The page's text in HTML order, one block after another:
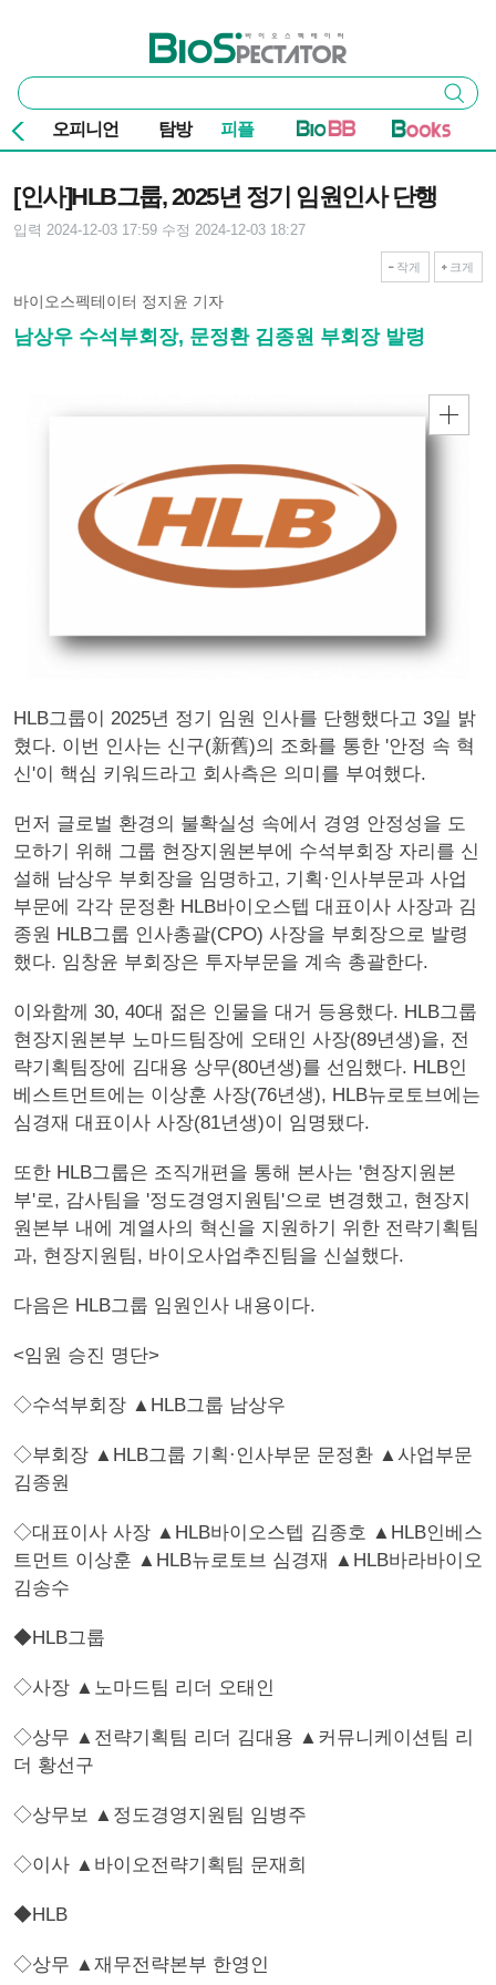
바이오스펙테이터
통
합
검
색
검색
오피니언 탐방 피플
[인사]HLB그룹, 2025년 정기 임원인사 단행
입력 2024-12-03 17:59 수정 2024-12-03 18:27
작게 크게
바이오스펙테이터 정지윤 기자
남상우 수석부회장, 문정환 김종원 부회장 발령
HLB그룹이 2025년 정기 임원 인사를 단행했다고 3일 밝
혔다. 이번 인사는 신구(新舊)의 조화를 통한 '안정 속 혁
신'이 핵심 키워드라고 회사측은 의미를 부여했다.
먼저 글로벌 환경의 불확실성 속에서 경영 안정성을 도
모하기 위해 그룹 현장지원본부에 수석부회장 자리를 신
설해 남상우 부회장을 임명하고, 기획·인사부문과 사업
부문에 각각 문정환 HLB바이오스텝 대표이사 사장과 김
종원 HLB그룹 인사총괄(CPO) 사장을 부회장으로 발령
했다. 임창윤 부회장은 투자부문을 계속 총괄한다.
이와함께 30, 40대 젊은 인물을 대거 등용했다. HLB그룹
현장지원본부 노마드팀장에 오태인 사장(89년생)을, 전
략기획팀장에 김대용 상무(80년생)를 선임했다. HLB인
베스트먼트에는 이상훈 사장(76년생), HLB뉴로토브에는
심경재 대표이사 사장(81년생)이 임명됐다.
또한 HLB그룹은 조직개편을 통해 본사는 '현장지원본
부'로, 감사팀을 '정도경영지원팀'으로 변경했고, 현장지
원본부 내에 계열사의 혁신을 지원하기 위한 전략기획팀
과, 현장지원팀, 바이오사업추진팀을 신설했다.
다음은 HLB그룹 임원인사 내용이다.
<임원 승진 명단>
◇수석부회장 ▲HLB그룹 남상우
◇부회장 ▲HLB그룹 기획·인사부문 문정환 ▲사업부문
김종원
◇대표이사 사장 ▲HLB바이오스텝 김종호 ▲HLB인베스
트먼트 이상훈 ▲HLB뉴로토브 심경재 ▲HLB바라바이오
김송수
◆HLB그룹
◇사장 ▲노마드팀 리더 오태인
◇상무 ▲전략기획팀 리더 김대용 ▲커뮤니케이션팀 리
더 황선구
◇상무보 ▲정도경영지원팀 임병주
◇이사 ▲바이오전략기획팀 문재희
◆HLB
◇상무 ▲재무전략본부 한영인